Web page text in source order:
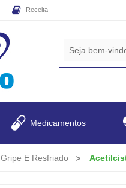
Receita
Medicamentos
Gripe E Resfriado